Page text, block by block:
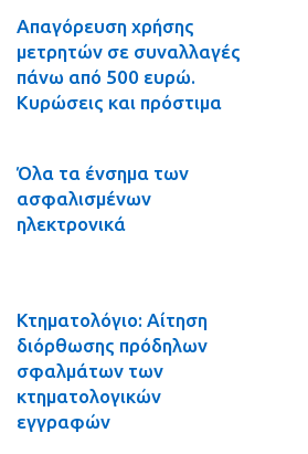
Απαγόρευση χρήσης
μετρητών σε συναλλαγές
πάνω από 500 ευρώ.
Κυρώσεις και πρόστιμα
Όλα τα ένσημα των
ασφαλισμένων
ηλεκτρονικά
Κτηματολόγιο: Αίτηση
διόρθωσης πρόδηλων
σφαλμάτων των
κτηματολογικών
εγγραφών